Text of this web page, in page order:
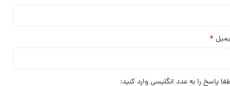
*
پاسخ را به عدد انگلیسی وارد کنید: